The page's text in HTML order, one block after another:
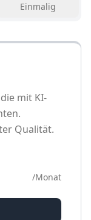
Einmalig
mit KI-
Qualität.
/Monat